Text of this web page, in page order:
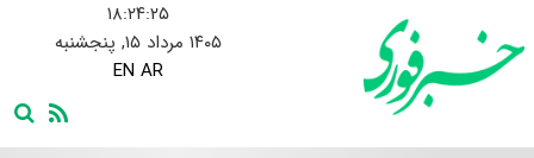
۱۸:۲۴:۲۶
۱۴۰۵ مرداد ۱۵, پنجشنبه
EN AR